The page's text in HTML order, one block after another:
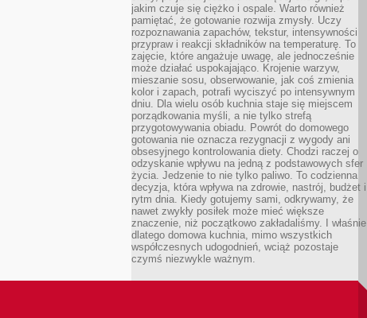
jakim czuje się ciężko i ospale. Warto również
pamiętać, że gotowanie rozwija zmysły. Uczy
rozpoznawania zapachów, tekstur, intensywności
przypraw i reakcji składników na temperaturę. To
zajęcie, które angażuje uwagę, ale jednocześnie
może działać uspokajająco. Krojenie warzyw,
mieszanie sosu, obserwowanie, jak coś zmienia
kolor i zapach, potrafi wyciszyć po intensywnym
dniu. Dla wielu osób kuchnia staje się miejscem
porządkowania myśli, a nie tylko strefą
przygotowywania obiadu. Powrót do domowego
gotowania nie oznacza rezygnacji z wygody ani
obsesyjnego kontrolowania diety. Chodzi raczej o
odzyskanie wpływu na jedną z podstawowych sfer
życia. Jedzenie to nie tylko paliwo. To codzienna
decyzja, która wpływa na zdrowie, nastrój, budżet i
rytm dnia. Kiedy gotujemy sami, odkrywamy, że
nawet zwykły posiłek może mieć większe
znaczenie, niż początkowo zakładaliśmy. I właśnie
dlatego domowa kuchnia, mimo wszystkich
współczesnych udogodnień, wciąż pozostaje
czymś niezwykle ważnym.